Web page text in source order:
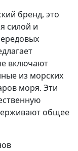
бренд, это
силой и
включают
из морских
моря. Эти
общее